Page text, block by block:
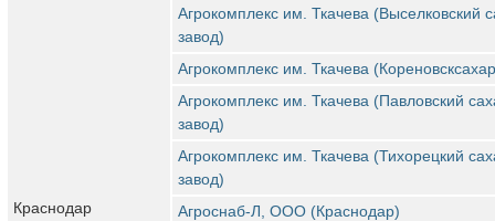
Краснодар
Агрокомплекс им. Ткачева (Выселковский
завод)
Агрокомплекс им. Ткачева
Агрокомплекс им. Ткачева (Павловский
завод)
Агрокомплекс им. Ткачева (Тихорецкий
завод)
Агроснаб-Л, ООО (Краснодар)